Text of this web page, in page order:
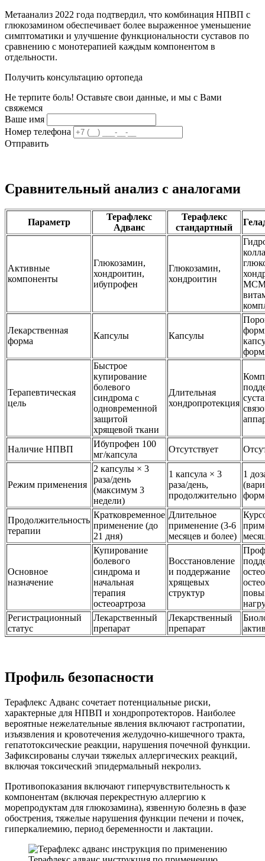
Метаанализ 2022 года подтвердил, что комбинация НПВП с
глюкозамином обеспечивает более выраженное уменьшение
симптоматики и улучшение функциональности суставов по
сравнению с монотерапией каждым компонентом в
отдельности.
Получить консультацию ортопеда
Не терпите боль! Оставьте свои данные, и мы с Вами
свяжемся
Ваше имя
Номер телефона
Отправить
Сравнительный анализ с аналогами
Параметр
Терафлекс
Адванс
Терафлекс
стандартный
Активные
компоненты
Глюкозамин,
хондроитин,
ибупрофен
Глюкозамин,
хондроитин
Лекарственная
форма
Капсулы Капсулы
Терапевтическая
цель
Быстрое
купирование
болевого
синдрома с
одновременной
защитой
хрящевой ткани
Длительная
хондропротекция
Наличие НПВП
Ибупрофен 100
мг/капсула
Отсутствует
Режим применения
2 капсулы × 3
раза/день
(максимум 3
недели)
1 капсула × 3
раза/день,
продолжительно
1
Продолжительность
терапии
Кратковременное
применение (до
21 дня)
Длительное
применение (3-6
месяцев и более)
Основное
назначение
Купирование
болевого
синдрома и
начальная
терапия
остеоартроза
Восстановление
и поддержание
хрящевых
структур
Регистрационный
статус
Лекарственный
препарат
Лекарственный
препарат
Профиль безопасности
Терафлекс Адванс сочетает потенциальные риски,
характерные для НПВП и хондропротекторов. Наиболее
вероятные нежелательные явления включают гастропатии,
изъязвления и кровотечения желудочно-кишечного тракта,
гепатотоксические реакции, нарушения почечной функции.
Зафиксированы случаи тяжелых аллергических реакций,
включая токсический эпидермальный некролиз.
Противопоказания включают гиперчувствительность к
компонентам (включая перекрестную аллергию к
морепродуктам для глюкозамина), язвенную болезнь в фазе
обострения, тяжелые нарушения функции печени и почек,
гиперкалиемию, период беременности и лактации.